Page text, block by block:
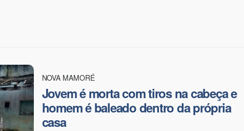
NOVA MAMORÉ
Jovem é morta com tiros na cabeça e
homem é baleado dentro da própria
casa